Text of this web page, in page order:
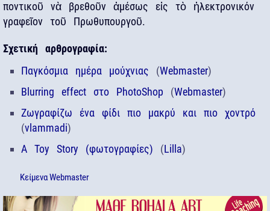
ποντικοῦ νὰ βρεθοῦν ἀμέσως εἰς τὸ ἠλεκτρονικόν
γραφεῖον τοῦ Πρωθυπουργοῦ.
Σχετική αρθρογραφία:
Παγκόσμια ημέρα μούχνιας (Webmaster)
Blurring effect στο PhotoShop (Webmaster)
Ζωγραφίζω ένα φίδι πιο μακρύ και πιο χοντρό
(vlammadi)
A Toy Story (φωτογραφίες) (Lilla)
ΚείμεναWebmaster